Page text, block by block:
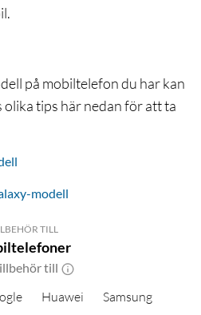
på mobiltelefon du har kan
tips här nedan för att ta
modell
TILL
till
Huawei Samsung